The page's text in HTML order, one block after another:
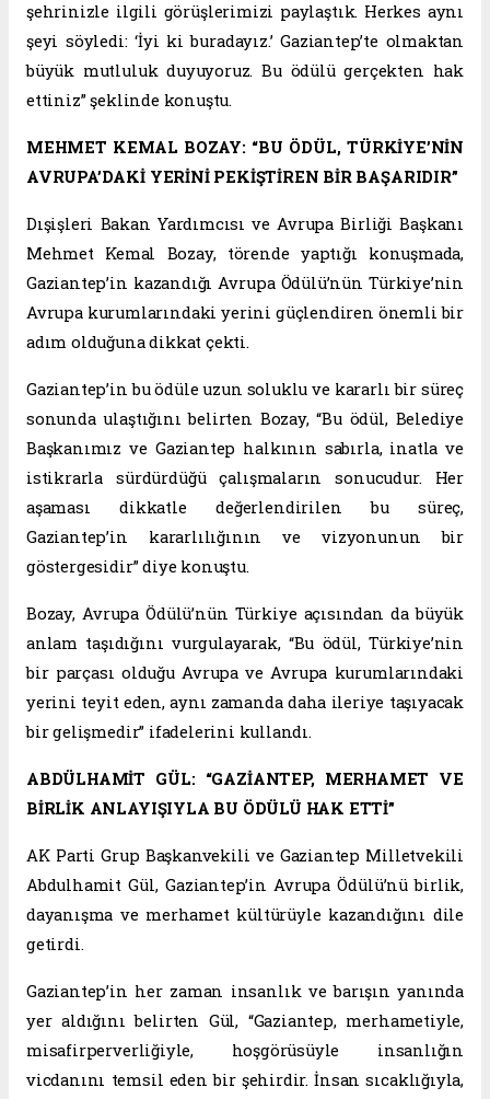
şehrinizle ilgili görüşlerimizi paylaştık. Herkes aynı
şeyi söyledi: ‘İyi ki buradayız.’ Gaziantep’te olmaktan
büyük mutluluk duyuyoruz. Bu ödülü gerçekten hak
ettiniz” şeklinde konuştu.
MEHMET KEMAL BOZAY: “BU ÖDÜL, TÜRKİYE’NİN
AVRUPA’DAKİ YERİNİ PEKİŞTİREN BİR BAŞARIDIR”
Dışişleri Bakan Yardımcısı ve Avrupa Birliği Başkanı
Mehmet Kemal Bozay, törende yaptığı konuşmada,
Gaziantep’in kazandığı Avrupa Ödülü’nün Türkiye’nin
Avrupa kurumlarındaki yerini güçlendiren önemli bir
adım olduğuna dikkat çekti.
Gaziantep’in bu ödüle uzun soluklu ve kararlı bir süreç
sonunda ulaştığını belirten Bozay, “Bu ödül, Belediye
Başkanımız ve Gaziantep halkının sabırla, inatla ve
istikrarla sürdürdüğü çalışmaların sonucudur. Her
aşaması dikkatle değerlendirilen bu süreç,
Gaziantep’in kararlılığının ve vizyonunun bir
göstergesidir” diye konuştu.
Bozay, Avrupa Ödülü’nün Türkiye açısından da büyük
anlam taşıdığını vurgulayarak, “Bu ödül, Türkiye’nin
bir parçası olduğu Avrupa ve Avrupa kurumlarındaki
yerini teyit eden, aynı zamanda daha ileriye taşıyacak
bir gelişmedir” ifadelerini kullandı.
ABDÜLHAMİT GÜL: “GAZİANTEP, MERHAMET VE
BİRLİK ANLAYIŞIYLA BU ÖDÜLÜ HAK ETTİ”
AK Parti Grup Başkanvekili ve Gaziantep Milletvekili
Abdulhamit Gül, Gaziantep’in Avrupa Ödülü’nü birlik,
dayanışma ve merhamet kültürüyle kazandığını dile
getirdi.
Gaziantep’in her zaman insanlık ve barışın yanında
yer aldığını belirten Gül, “Gaziantep, merhametiyle,
misafirperverliğiyle, hoşgörüsüyle insanlığın
vicdanını temsil eden bir şehirdir. İnsan sıcaklığıyla,